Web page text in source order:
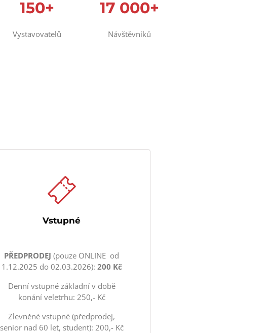
150+
Vystavovatelů
17 000+
Návštěvníků
Vstupné
PŘEDPRODEJ (pouze ONLINE od
1.12.2025 do 02.03.2026): 200 Kč
Denní vstupné základní v době
konání veletrhu: 250,- Kč
Zlevněné vstupné (předprodej,
senior nad 60 let, student): 200,- Kč